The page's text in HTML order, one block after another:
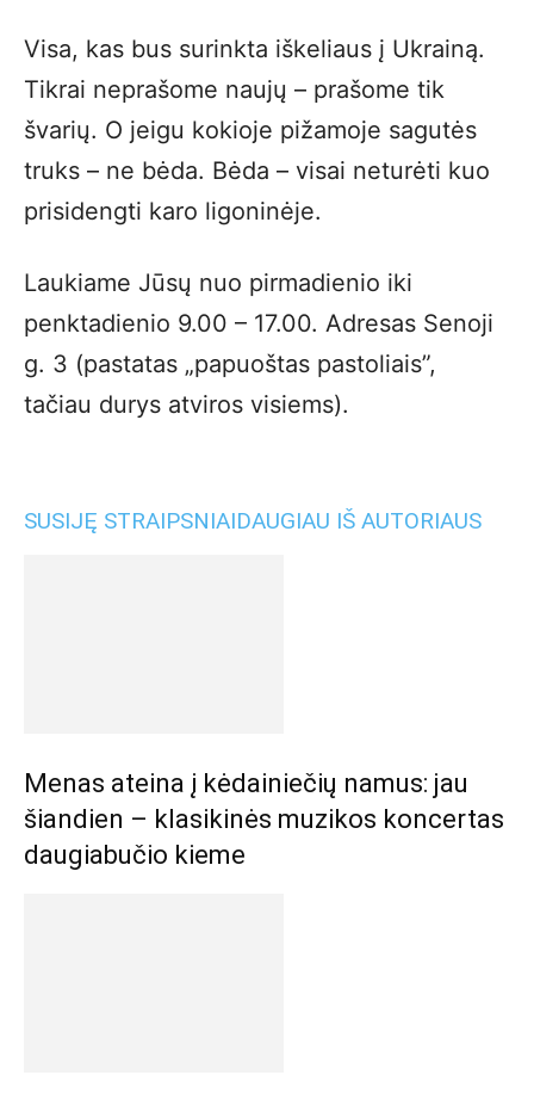
Visa, kas bus surinkta iškeliaus į Ukrainą.
Tikrai neprašome naujų – prašome tik
švarių. O jeigu kokioje pižamoje sagutės
truks – ne bėda. Bėda – visai neturėti kuo
prisidengti karo ligoninėje.
Laukiame Jūsų nuo pirmadienio iki
penktadienio 9.00 – 17.00. Adresas Senoji
g. 3 (pastatas „papuoštas pastoliais”,
tačiau durys atviros visiems).
SUSIJĘ STRAIPSNIAIDAUGIAU IŠ AUTORIAUS
Menas ateina į kėdainiečių namus: jau
šiandien – klasikinės muzikos koncertas
daugiabučio kieme